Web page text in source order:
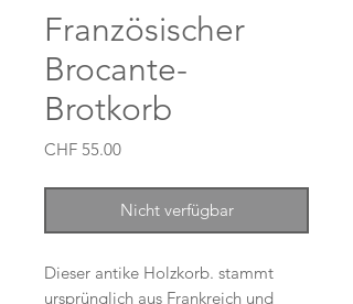
Französischer
Brocante-
Brotkorb
CHF 55.00Preis
Nicht verfügbar
Dieser antike Holzkorb. stammt
ursprünglich aus Frankreich und